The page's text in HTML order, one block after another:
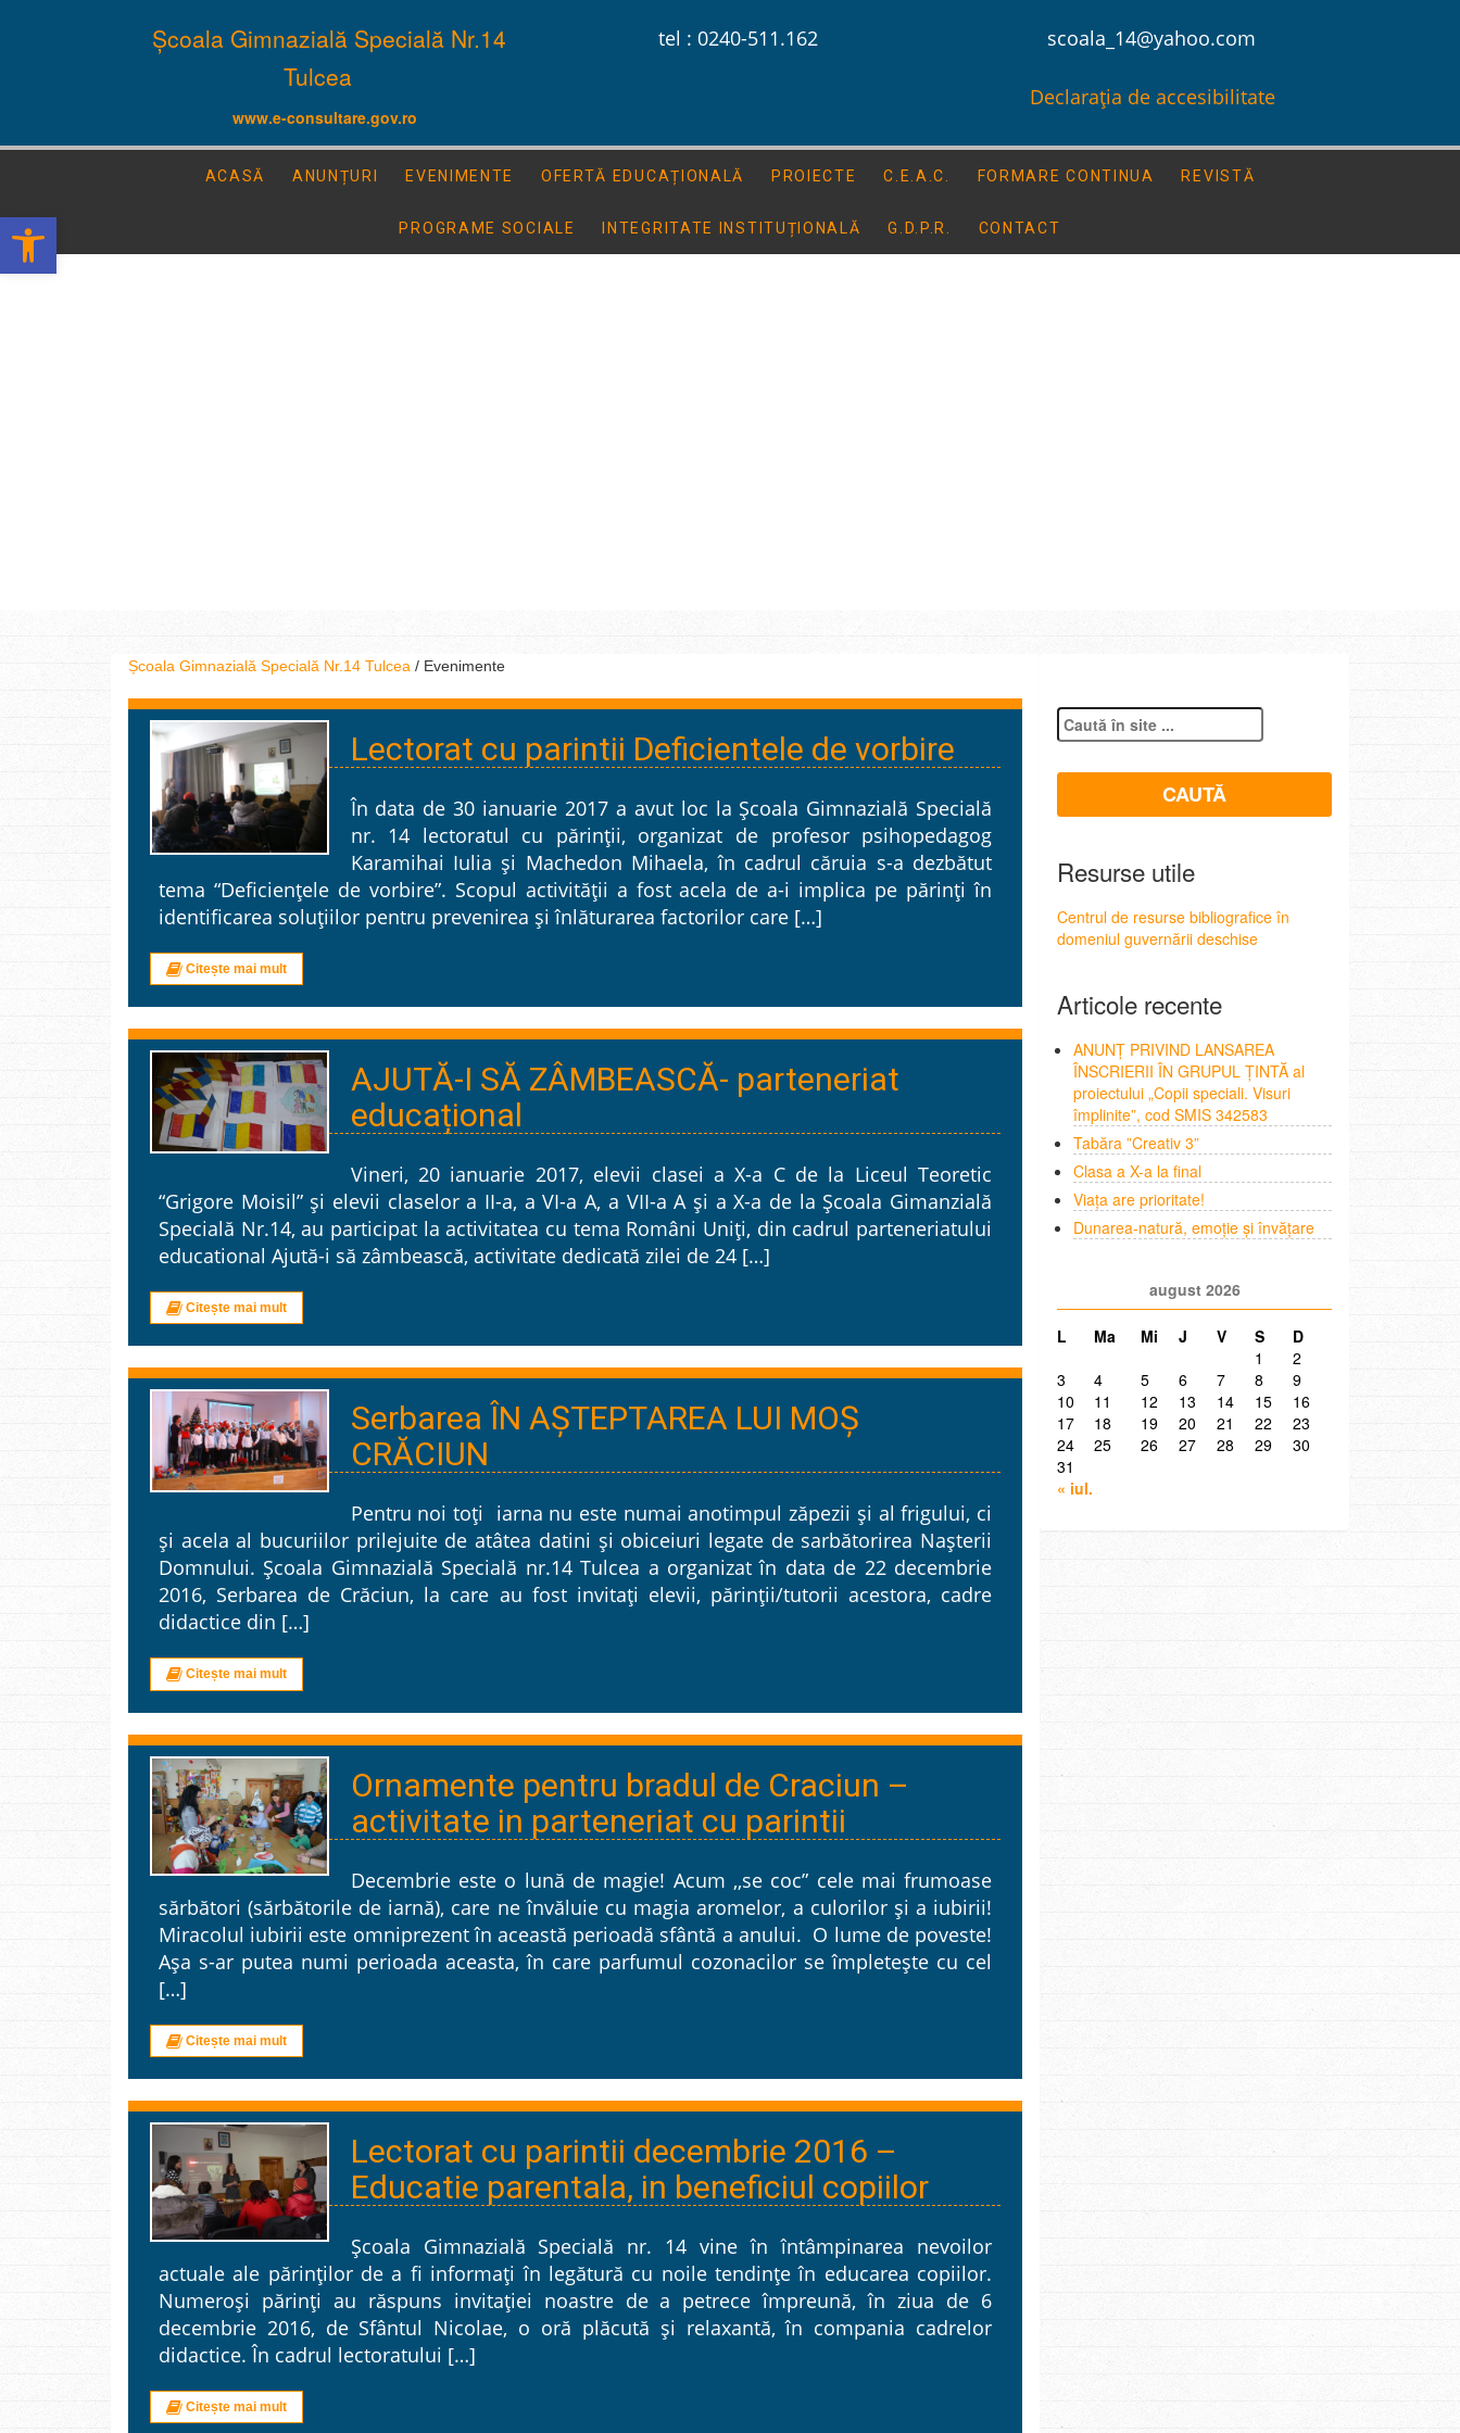
Școala Gimnazială Specială Nr.14
Tulcea
www.e-consultare.gov.ro
tel : 0240-511.162 scoala_14@yahoo.com
Declarația de accesibilitate
ACASĂ ANUNȚURI EVENIMENTE OFERTĂ EDUCAȚIONALĂ PROIECTE C.E.A.C. FORMARE CONTINUA REVISTĂ
PROGRAME SOCIALE INTEGRITATE INSTITUȚIONALĂ G.D.P.R. CONTACT
Școala Gimnazială Specială Nr.14 Tulcea / Evenimente
Lectorat cu parintii Deficientele de vorbire
În data de 30 ianuarie 2017 a avut loc la Şcoala Gimnazială Specială
nr. 14 lectoratul cu părinţii, organizat de profesor psihopedagog
Karamihai Iulia şi Machedon Mihaela, în cadrul căruia s-a dezbătut
tema “Deficienţele de vorbire”. Scopul activităţii a fost acela de a-i implica pe părinţi în
identificarea soluţiilor pentru prevenirea şi înlăturarea factorilor care […]
Citește mai mult
AJUTĂ-I SĂ ZÂMBEASCĂ- parteneriat
educațional
Vineri, 20 ianuarie 2017, elevii clasei a X-a C de la Liceul Teoretic
“Grigore Moisil” și elevii claselor a II-a, a VI-a A, a VII-a A și a X-a de la Şcoala Gimanzială
Specială Nr.14, au participat la activitatea cu tema Români Uniţi, din cadrul parteneriatului
educational Ajută-i să zâmbească, activitate dedicată zilei de 24 […]
Citește mai mult
Serbarea ÎN AŞTEPTAREA LUI MOŞ
CRĂCIUN
Pentru noi toţi iarna nu este numai anotimpul zăpezii şi al frigului, ci
şi acela al bucuriilor prilejuite de atâtea datini şi obiceiuri legate de sarbătorirea Naşterii
Domnului. Şcoala Gimnazială Specială nr.14 Tulcea a organizat în data de 22 decembrie
2016, Serbarea de Crăciun, la care au fost invitaţi elevii, părinţii/tutorii acestora, cadre
didactice din […]
Citește mai mult
Ornamente pentru bradul de Craciun –
activitate in parteneriat cu parintii
Decembrie este o lună de magie! Acum ,,se coc” cele mai frumoase
sărbători (sărbătorile de iarnă), care ne învăluie cu magia aromelor, a culorilor şi a iubirii!
Miracolul iubirii este omniprezent în această perioadă sfântă a anului. O lume de poveste!
Aşa s-ar putea numi perioada aceasta, în care parfumul cozonacilor se împleteşte cu cel
[…]
Citește mai mult
Lectorat cu parintii decembrie 2016 –
Educatie parentala, in beneficiul copiilor
Școala Gimnazială Specială nr. 14 vine în întâmpinarea nevoilor
actuale ale părinților de a fi informați în legătură cu noile tendințe în educarea copiilor.
Numeroși părinți au răspuns invitației noastre de a petrece împreună, în ziua de 6
decembrie 2016, de Sfântul Nicolae, o oră plăcută și relaxantă, în compania cadrelor
didactice. În cadrul lectoratului […]
Citește mai mult
Resurse utile
Centrul de resurse bibliografice în
domeniul guvernării deschise
Articole recente
ANUNȚ PRIVIND LANSAREA
ÎNSCRIERII ÎN GRUPUL ȚINTĂ al
proiectului „Copii speciali. Visuri
împlinite”, cod SMIS 342583
Tabăra ”Creativ 3”
Clasa a X-a la final
Viața are prioritate!
Dunarea-natură, emoție și învățare
august 2026
L Ma Mi J V S
D
1
2
3
4 5 6 7 8
9
10
11 12 13 14 15
16
17
18 19 20 21 22
23
24
25 26 27 28 29
30
31
« iul.
Deschide bara de unelte